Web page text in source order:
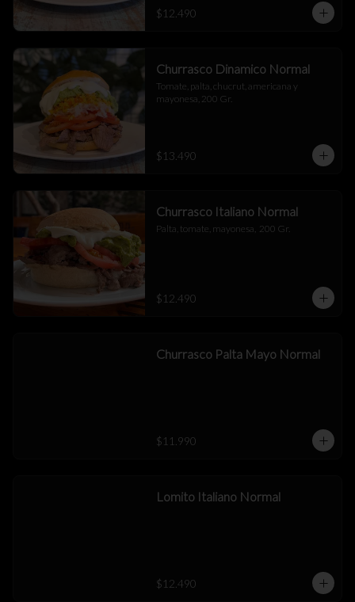
$12.490
Churrasco Dinamico Normal
Tomate, palta, chucrut, americana y
mayonesa, 200 Gr.
$13.490
Churrasco Italiano Normal
Palta, tomate, mayonesa,  200 Gr.
$12.490
Churrasco Palta Mayo Normal
$11.990
Lomito Italiano Normal
$12.490